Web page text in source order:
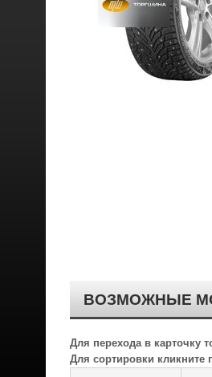
ВОЗМОЖНЫЕ
Для перехода в карточку
Для сортировки кликните